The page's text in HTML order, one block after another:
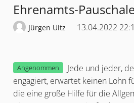
Ehrenamts-
Jürgen Uitz 13.04.2022
Angenommen
Jede und jeder,
engagiert, erwartet keinen Lohn
die eine große Hilfe für die